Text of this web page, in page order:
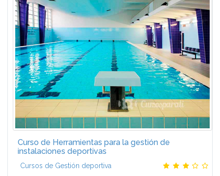
Curso de Herramientas para la gestión de
instalaciones deportivas
Cursos de Gestión deportiva